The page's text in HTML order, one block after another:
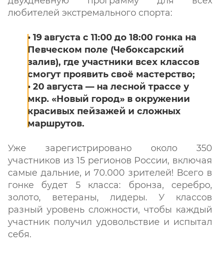
любителей экстремального спорта:
• 19 августа с 11:00 до 18:00 гонка на
Певческом поле (Чебоксарский
залив), где участники всех классов
смогут проявить своё мастерство;
• 20 августа — на лесной трассе у
мкр. «Новый город» в окружении
красивых пейзажей и сложных
маршрутов.
Уже зарегистрировано около 350
участников из 15 регионов России, включая
самые дальние, и 70.000 зрителей! Всего в
гонке будет 5 класса: бронза, серебро,
золото, ветераны, лидеры. У классов
разный уровень сложности, чтобы каждый
участник получил удовольствие и испытал
себя.